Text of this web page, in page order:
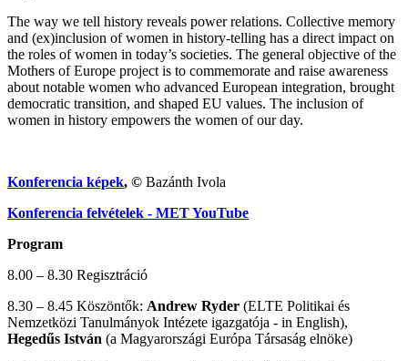
The way we tell history reveals power relations. Collective memory
and (ex)inclusion of women in history-telling has a direct impact on
the roles of women in today’s societies. The general objective of the
Mothers of Europe project is to commemorate and raise awareness
about notable women who advanced European integration, brought
democratic transition, and shaped EU values. The inclusion of
women in history empowers the women of our day.
Konferencia képek, © Bazánth Ivola
Konferencia felvételek - MET YouTube
Program
8.00 – 8.30 Regisztráció
8.30 – 8.45 Köszöntők: Andrew Ryder (ELTE Politikai és
Nemzetközi Tanulmányok Intézete igazgatója - in English),
Hegedűs István (a Magyarországi Európa Társaság elnöke)